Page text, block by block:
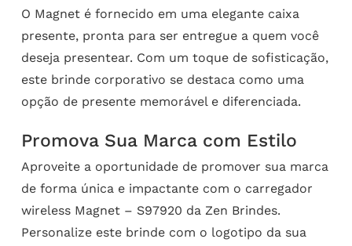
O Magnet é fornecido em uma elegante caixa
presente, pronta para ser entregue a quem você
deseja presentear. Com um toque de sofisticação,
este brinde corporativo se destaca como uma
opção de presente memorável e diferenciada.
Promova Sua Marca com Estilo
Aproveite a oportunidade de promover sua marca
de forma única e impactante com o carregador
wireless Magnet – S97920 da Zen Brindes.
Personalize este brinde com o logotipo da sua